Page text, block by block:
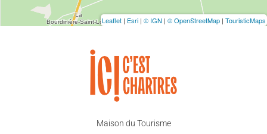
Leaflet | Esri | © IGN | © OpenStreetMap | TouristicMaps
Maison du Tourisme